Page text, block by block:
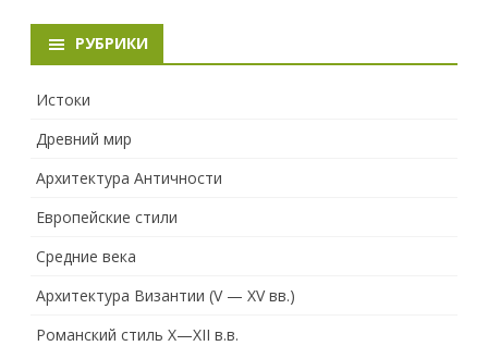
РУБРИКИ
Истоки
Древний мир
Архитектура Античности
Европейские стили
Средние века
Архитектура Византии (V — XV вв.)
Романский стиль X—XII в.в.